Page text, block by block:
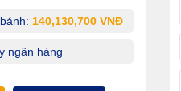
140,130,700 VNĐ
ngân hàng